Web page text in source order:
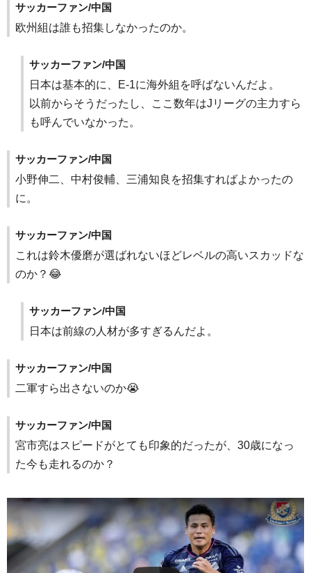
サッカーファン/中国
欧州組は誰も招集しなかったのか。
サッカーファン/中国
日本は基本的に、E-1に海外組を呼ばないんだよ。
以前からそうだったし、ここ数年はJリーグの主力すら
も呼んでいなかった。
サッカーファン/中国
小野伸二、中村俊輔、三浦知良を招集すればよかったの
に。
サッカーファン/中国
これは鈴木優磨が選ばれないほどレベルの高いスカッドな
のか？😂
サッカーファン/中国
日本は前線の人材が多すぎるんだよ。
サッカーファン/中国
二軍すら出さないのか😭
サッカーファン/中国
宮市亮はスピードがとても印象的だったが、30歳になっ
た今も走れるのか？